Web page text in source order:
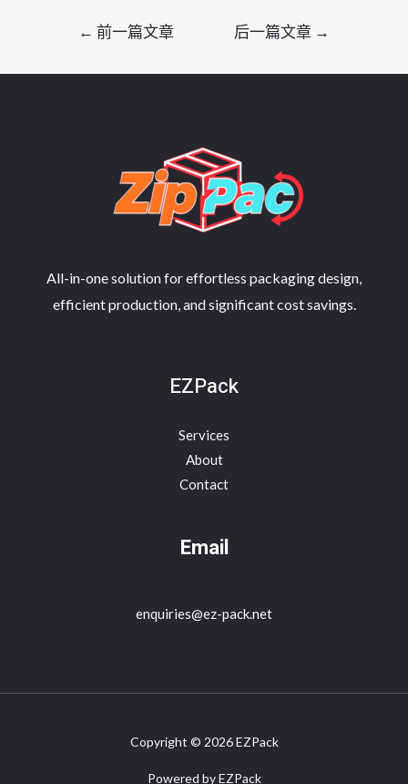
导
← 前一篇文章 后一篇文章 →
All-in-one solution for effortless packaging design,
efficient production, and significant cost savings.
EZPack
Services
About
Contact
Email
enquiries@ez-pack.net
Copyright © 2026 EZPack
Powered by EZPack